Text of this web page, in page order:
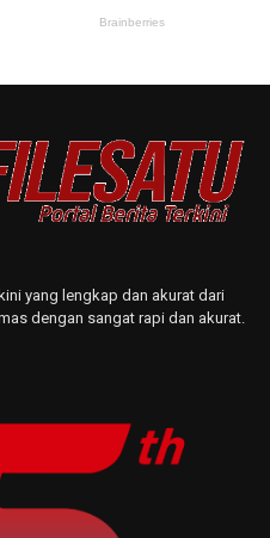
yang lengkap dan akurat dari
dengan sangat rapi dan akurat.